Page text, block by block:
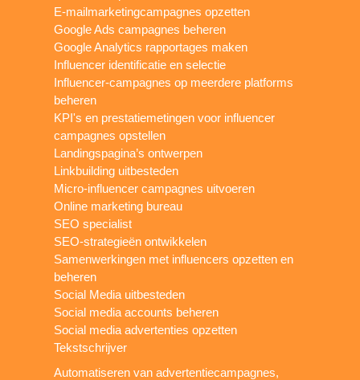
E-mailmarketingcampagnes opzetten
Google Ads campagnes beheren
Google Analytics rapportages maken
Influencer identificatie en selectie
Influencer-campagnes op meerdere platforms
beheren
KPI's en prestatiemetingen voor influencer
campagnes opstellen
Landingspagina’s ontwerpen
Linkbuilding uitbesteden
Micro-influencer campagnes uitvoeren
Online marketing bureau
SEO specialist
SEO-strategieën ontwikkelen
Samenwerkingen met influencers opzetten en
beheren
Social Media uitbesteden
Social media accounts beheren
Social media advertenties opzetten
Tekstschrijver
Automatiseren van advertentiecampagnes,